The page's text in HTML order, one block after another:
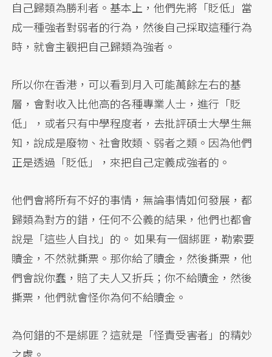
自己歸類為勝利者。基本上，他們先將「貶低」當
成一種強者對弱者的行為，然後自己採取這種行為
時，就會主觀把自己歸類為強者。
所以你在香港，可以看到月入可能萬餘左右的基
層，會對收入比他高的各種專業人士，進行「貶
低」，或者只有中學程度者，去批評碩士大學生無
知，說成是廢物、社會敗類、弱者之類。因為他們
正是透過「貶低」，來把自己定義成強者的。
他們會將所有不好的事情，無論事情如何發展，都
歸類為對方的錯，任何不公義的結果，他們也都會
說是「這些人自找」的。 如果有一個綁匪，勒索要
贖金，不然就撕票。那你給了贖金，然後撕票，他
們會說你蠢，賠了夫人又折兵；你不給贖金，然後
撕票，他們就會怪你為何不給贖金。
為何錯的不是綁匪？這就是「怪責受害者」的精妙